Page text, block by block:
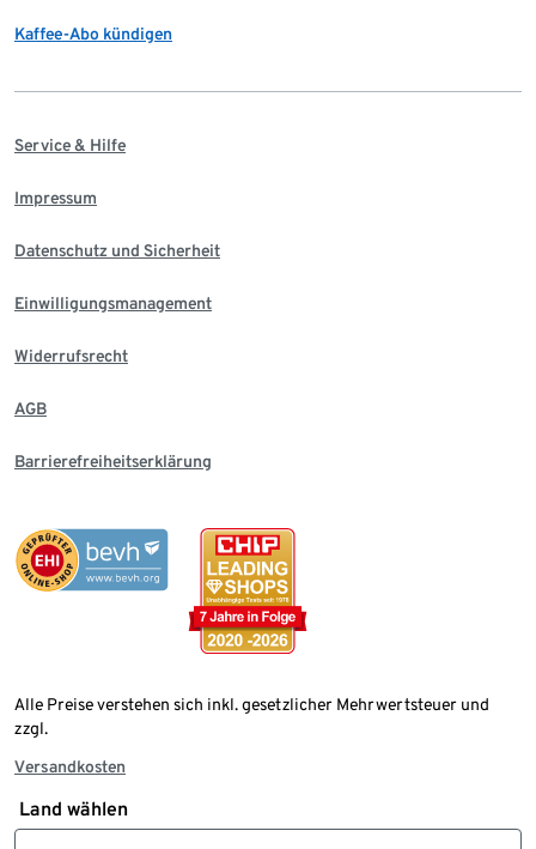
Kaffee-Abo kündigen
Service & Hilfe
Impressum
Datenschutz und Sicherheit
Einwilligungsmanagement
Widerrufsrecht
AGB
Barrierefreiheitserklärung
Alle Preise verstehen sich inkl. gesetzlicher Mehrwertsteuer und
zzgl.
Versandkosten
Land wählen